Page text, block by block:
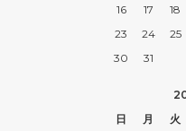
16
17 18
23
24 25
30
31
日
月 火